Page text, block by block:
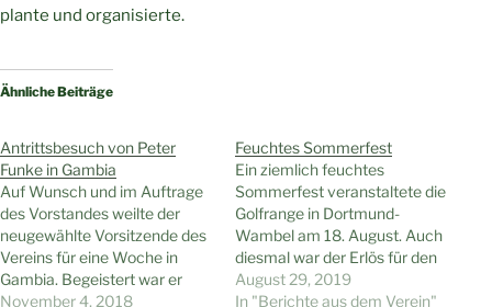
plante und organisierte.
Ähnliche Beiträge
Antrittsbesuch von Peter
Funke in Gambia
Auf Wunsch und im Auftrage
des Vorstandes weilte der
neugewählte Vorsitzende des
Vereins für eine Woche in
Gambia. Begeistert war er
über den herzlichen Empfang
November 4, 2018
Feuchtes Sommerfest
Ein ziemlich feuchtes
Sommerfest veranstaltete die
Golfrange in Dortmund-
Wambel am 18. August. Auch
diesmal war der Erlös für den
Kindergarten Wattenscheid in
Gambia bestimmt, übrigens
August 29, 2019
In "Berichte aus dem Verein"